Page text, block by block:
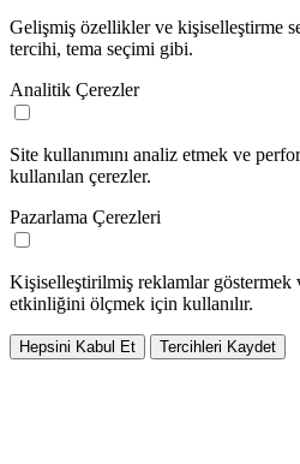
Gelişmiş özellikler ve kişiselleştirme
tercihi, tema seçimi gibi.
Analitik Çerezler
Site kullanımını analiz etmek ve
kullanılan çerezler.
Pazarlama Çerezleri
Kişiselleştirilmiş reklamlar göstermek
etkinliğini ölçmek için kullanılır.
Hepsini Kabul Et Tercihleri Kaydet